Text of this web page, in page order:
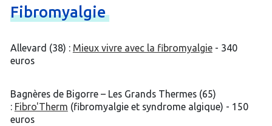
Fibromyalgie
Allevard (38) : Mieux vivre avec la fibromyalgie- 340
euros
Bagnères de Bigorre – Les Grands Thermes (65)
: Fibro'Therm (fibromyalgie et syndrome algique) - 150
euros